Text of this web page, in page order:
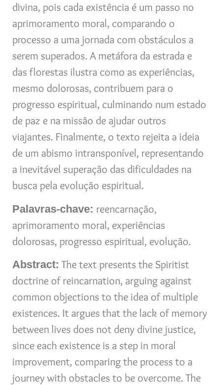
divina, pois cada existência é um passo no
aprimoramento moral, comparando o
processo a uma jornada com obstáculos a
serem superados. A metáfora da estrada e
das florestas ilustra como as experiências,
mesmo dolorosas, contribuem para o
progresso espiritual, culminando num estado
de paz e na missão de ajudar outros
viajantes. Finalmente, o texto rejeita a ideia
de um abismo intransponível, representando
a inevitável superação das dificuldades na
busca pela evolução espiritual.
Palavras-chave: reencarnação,
aprimoramento moral, experiências
dolorosas, progresso espiritual, evolução.
Abstract: The text presents the Spiritist
doctrine of reincarnation, arguing against
common objections to the idea of ​​multiple
existences. It argues that the lack of memory
between lives does not deny divine justice,
since each existence is a step in moral
improvement, comparing the process to a
journey with obstacles to be overcome. The